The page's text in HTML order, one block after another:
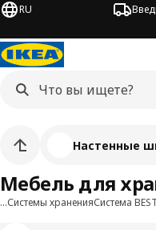
RU
…Системы храненияСистема
Мебель для
Настенные